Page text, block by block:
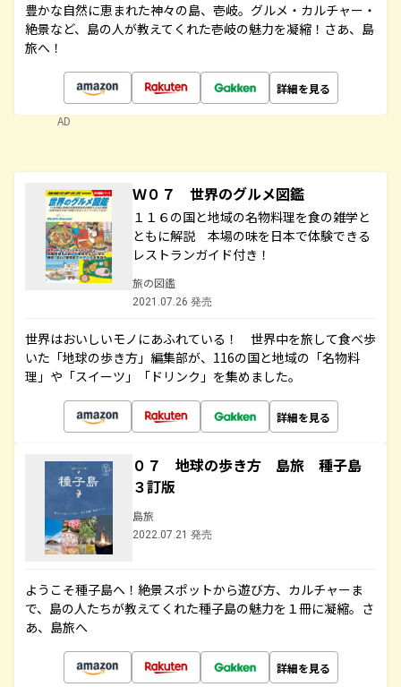
豊かな自然に恵まれた神々の島、壱岐。グルメ・カルチャー・
絶景など、島の人が教えてくれた壱岐の魅力を凝縮！さあ、島
旅へ！
詳細を見る
AD
Ｗ０７ 世界のグルメ図鑑
１１６の国と地域の名物料理を食の雑学と
ともに解説 本場の味を日本で体験できる
レストランガイド付き！
旅の図鑑
2021.07.26 発売
世界はおいしいモノにあふれている！ 世界中を旅して食べ歩
いた「地球の歩き方」編集部が、116の国と地域の「名物料
理」や「スイーツ」「ドリンク」を集めました。
詳細を見る
０７ 地球の歩き方 島旅 種子島
３訂版
島旅
2022.07.21 発売
ようこそ種子島へ！絶景スポットから遊び方、カルチャーま
で、島の人たちが教えてくれた種子島の魅力を１冊に凝縮。さ
あ、島旅へ
詳細を見る